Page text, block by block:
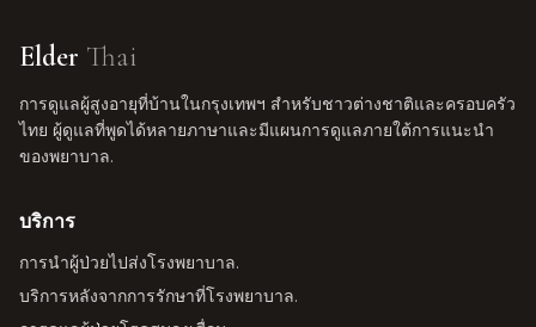
Elder Thai
การดูแลผู้สูงอายุที่บ้านในกรุงเทพฯ สำหรับชาวต่างชาติและครอบครัว
ไทย ผู้ดูแลที่พูดได้หลายภาษาและมีแผนการดูแลภายใต้การแนะนำ
ของพยาบาล.
บริการ
การนำผู้ป่วยไปส่งโรงพยาบาล.
บริการหลังจากการรักษาที่โรงพยาบาล.